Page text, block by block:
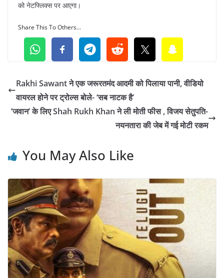
को नेटफ्लिक्स पर आएगा।
Share This To Others...
Rakhi Sawant ने एक जरूरतमंद आदमी को पिलाया पानी, वीडियो
वायरल होने पर ट्रोल्स बोले- ‘सब नाटक है’
‘जवान’ के लिए Shah Rukh Khan ने ली मोती फीस , विजय सेतुपति-
नयनतारा की जेब में गई मोटी रकम
You May Also Like